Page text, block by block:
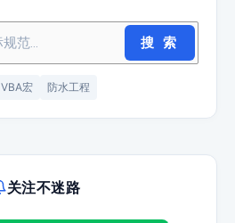
搜 索
VBA宏 防水工程
关注不迷路